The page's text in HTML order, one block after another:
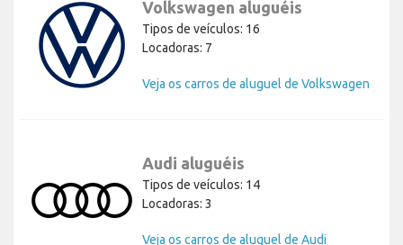
Volkswagen aluguéis
Tipos de veículos: 16
Locadoras: 7
Veja os carros de aluguel de Volkswagen
Audi aluguéis
Tipos de veículos: 14
Locadoras: 3
Veja os carros de aluguel de Audi